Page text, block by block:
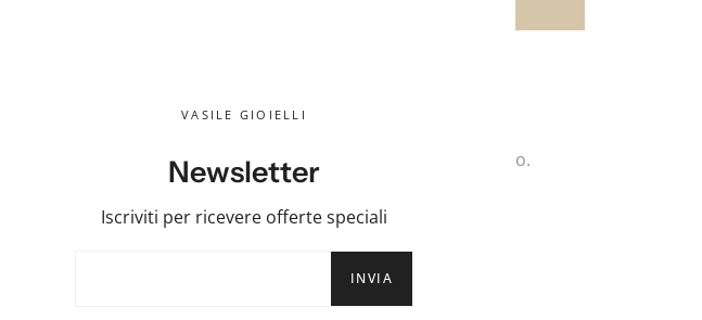
Composizione: ottone di primo titolo con bagno di rodio.
Caratteristiche: non si ossida, anallergico, nickel-free.
VASILE GIOIELLI
Newsletter
Iscriviti per ricevere offerte speciali
INVIA